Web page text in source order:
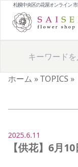
札幌中央区の花屋オンライン
ホーム »TOPICS »
2025.6.11
【供花】6月